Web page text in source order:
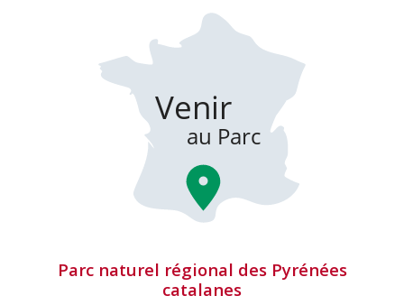
Parc naturel régional des Pyrénées
catalanes